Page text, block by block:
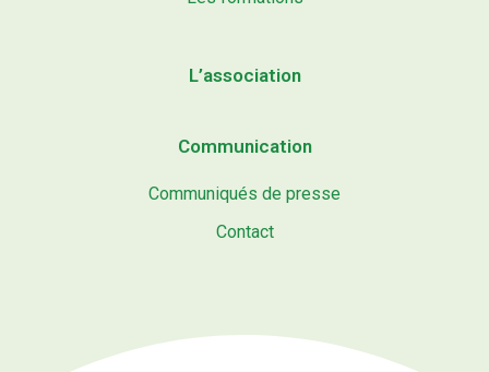
L’association
Communication
Communiqués de presse
Contact